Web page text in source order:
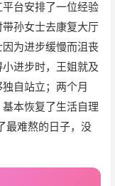
台安排了一位经验
孙女士去康复大厅
为进步缓慢而沮丧
进步时，王姐就及
自站立；两个月
本恢复了生活自理
最难熬的日子，没